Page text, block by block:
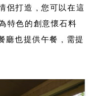
侶打造，您可以在這
特色的創意懷石料
廳也提供午餐，需提